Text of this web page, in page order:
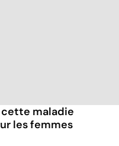
maladie
les femmes